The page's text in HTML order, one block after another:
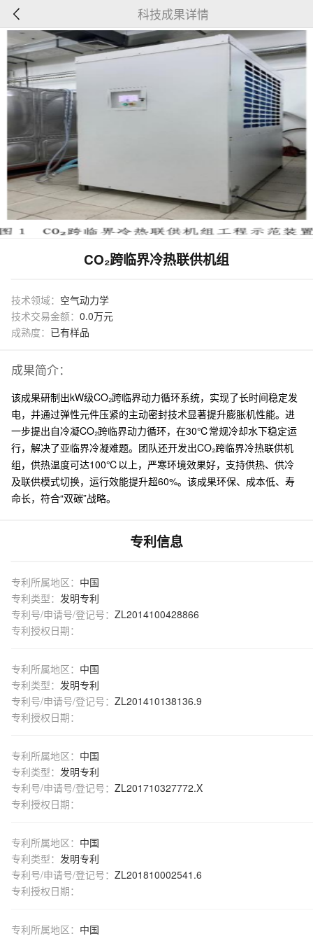
科技成果详情
CO₂跨临界冷热联供机组
技术领域： 空气动力学
技术交易金额： 0.0万元
成熟度： 已有样品
成果简介：
该成果研制出kW级CO₂跨临界动力循环系统，实现了长时间稳定发
电，并通过弹性元件压紧的主动密封技术显著提升膨胀机性能。进
一步提出自冷凝CO₂跨临界动力循环，在30℃常规冷却水下稳定运
行，解决了亚临界冷凝难题。团队还开发出CO₂跨临界冷热联供机
组，供热温度可达100℃以上，严寒环境效果好，支持供热、供冷
及联供模式切换，运行效能提升超60%。该成果环保、成本低、寿
命长，符合“双碳”战略。
专利信息
专利所属地区： 中国
专利类型： 发明专利
专利号/申请号/登记号： ZL2014100428866
专利授权日期：
专利所属地区： 中国
专利类型： 发明专利
专利号/申请号/登记号： ZL201410138136.9
专利授权日期：
专利所属地区： 中国
专利类型： 发明专利
专利号/申请号/登记号： ZL201710327772.X
专利授权日期：
专利所属地区： 中国
专利类型： 发明专利
专利号/申请号/登记号： ZL201810002541.6
专利授权日期：
专利所属地区： 中国